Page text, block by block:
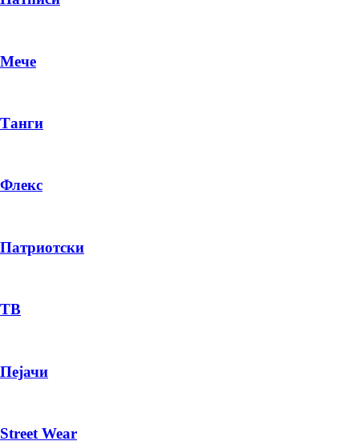
PRODUCT
ПЛАТИ ПРИ ДОСТАВА ВО КЕШ
Мече
Танги
Флекс
Патриотски
ТВ
Пејачи
Street Wear